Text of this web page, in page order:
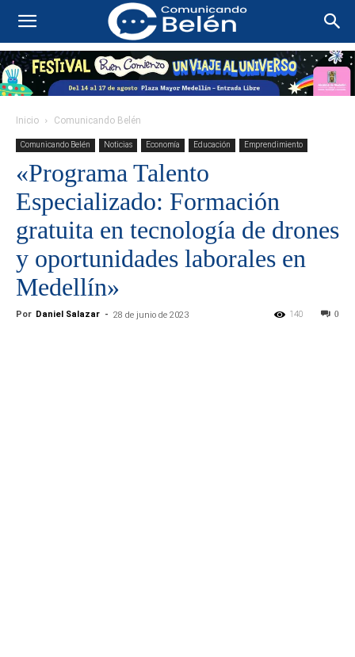
Inicio Comunicando Belén
Comunicando Belén Noticias Economía Educación Emprendimiento
«Programa Talento
Especializado: Formación
gratuita en tecnología de drones
y oportunidades laborales en
Medellín»
Por Daniel Salazar - 28 de junio de 2023 0
140